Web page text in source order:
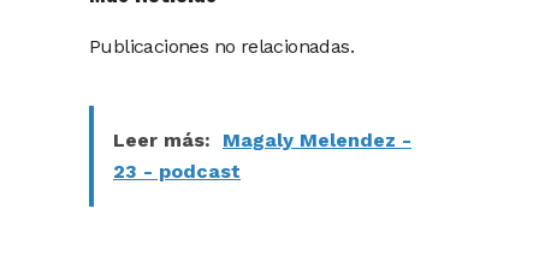
Publicaciones no relacionadas.
Leer más:
Magaly Melendez -
23 - podcast